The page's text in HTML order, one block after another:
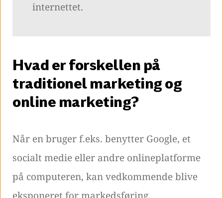
internettet.
Hvad er forskellen på
traditionel marketing og
online marketing?
Når en bruger f.eks. benytter Google, et
socialt medie eller andre onlineplatforme
på computeren, kan vedkommende blive